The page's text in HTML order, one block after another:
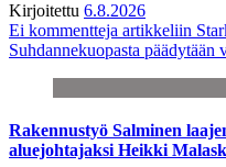
Kirjoitettu 6.8.2026
Ei kommentteja artikkeliin
Suhdannekuopasta päädytään
Rakennustyö Salminen
aluejohtajaksi Heikki